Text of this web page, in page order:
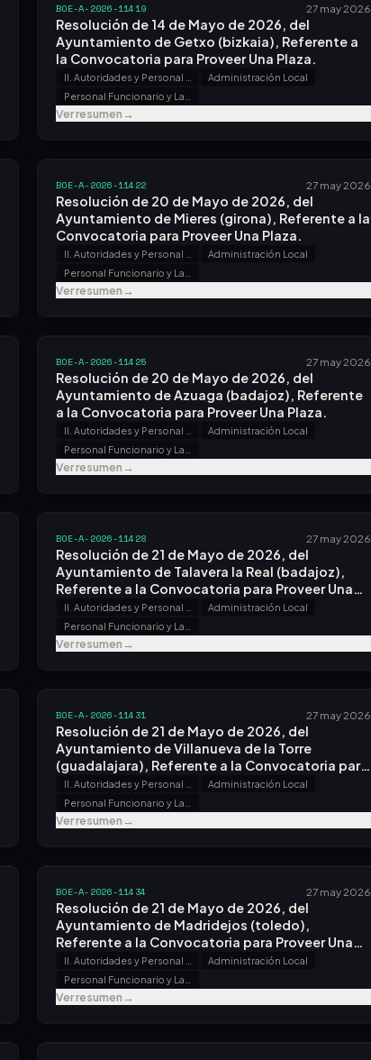
BOE-A-2026-11419 27 may 2026
Resolución de 14 de Mayo de 2026, del
Ayuntamiento de Getxo (bizkaia), Referente a
la Convocatoria para Proveer Una Plaza.
Administración Local
Ver resumen→
BOE-A-2026-11422 27 may 2026
Resolución de 20 de Mayo de 2026, del
Ayuntamiento de Mieres (girona), Referente a la
Convocatoria para Proveer Una Plaza.
Administración Local
Ver resumen→
BOE-A-2026-11425 27 may 2026
Resolución de 20 de Mayo de 2026, del
Ayuntamiento de Azuaga (badajoz), Referente
a la Convocatoria para Proveer Una Plaza.
Administración Local
Ver resumen→
BOE-A-2026-11428 27 may 2026
Resolución de 21 de Mayo de 2026, del
Ayuntamiento de Talavera la Real (badajoz),
Referente a la Convocatoria para Proveer Una
Plaza.
Administración Local
Ver resumen→
BOE-A-2026-11431 27 may 2026
Resolución de 21 de Mayo de 2026, del
Ayuntamiento de Villanueva de la Torre
(guadalajara), Referente a la Convocatoria para
Proveer Una Plaza.
Administración Local
Ver resumen→
BOE-A-2026-11434 27 may 2026
Resolución de 21 de Mayo de 2026, del
Ayuntamiento de Madridejos (toledo),
Referente a la Convocatoria para Proveer Una
Plaza.
Administración Local
Ver resumen→